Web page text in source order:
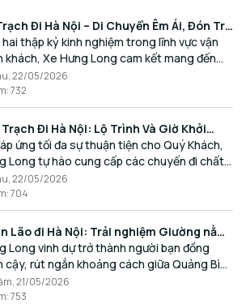
Đi Hà Nội – Di Chuyển Êm Ái, Đón Trả
Cùng Xe Hưng Long
hai thập kỷ kinh nghiệm trong lĩnh vực vận
khách, Xe Hưng Long cam kết mang đến
Khách một hành trình di chuyển trọn vẹn,
và đúng giờ.
22/05/2026
:732
Trạch Đi Hà Nội: Lộ Trình Và Giờ Khởi
Xe Hưng Long
ứng tối đa sự thuận tiện cho Quý Khách,
Long tự hào cung cấp các chuyến đi chất
an toàn với lịch trình linh hoạt mỗi ngày.
22/05/2026
:704
Lão đi Hà Nội: Trải nghiệm Giường nằm
Đón trả Tận nơi
Long vinh dự trở thành người bạn đồng
cậy, rút ngắn khoảng cách giữa Quảng Bình
bằng chất lượng dịch vụ chuẩn mực.
21/05/2026
:753